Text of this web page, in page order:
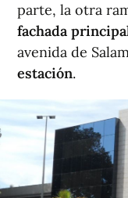
parte, la otra
fachada
avenida de
estación.